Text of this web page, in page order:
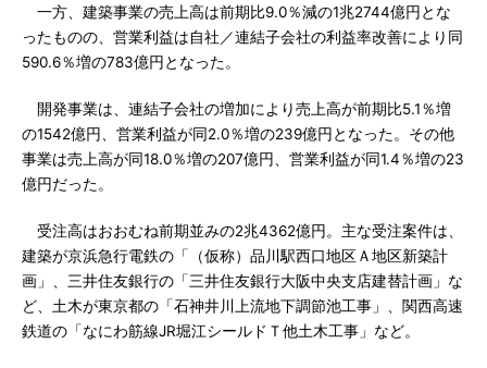
一方、建築事業の売上高は前期比9.0％減の1兆2744億円とな
ったものの、営業利益は自社／連結子会社の利益率改善により同
590.6％増の783億円となった。
開発事業は、連結子会社の増加により売上高が前期比5.1％増
の1542億円、営業利益が同2.0％増の239億円となった。その他
事業は売上高が同18.0％増の207億円、営業利益が同1.4％増の23
億円だった。
受注高はおおむね前期並みの2兆4362億円。主な受注案件は、
建築が京浜急行電鉄の「（仮称）品川駅西口地区Ａ地区新築計
画」、三井住友銀行の「三井住友銀行大阪中央支店建替計画」な
ど、土木が東京都の「石神井川上流地下調節池工事」、関西高速
鉄道の「なにわ筋線JR堀江シールドＴ他土木工事」など。